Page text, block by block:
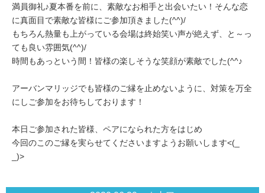
満員御礼♪夏本番を前に、素敵なお相手と出会いたい！そんな恋
に真面目で素敵な皆様にご参加頂きました(^^)/
もちろん熱量も上がっている会場は終始笑い声が絶えず、と～っ
ても良い雰囲気(^^)/
時間もあっという間！皆様の楽しそうな笑顔が素敵でした(^^♪
アーバンマリッジでも皆様のご縁を止めないように、対策を万全
にしご参加をお待ちしております！
本日ご参加された皆様、ペアになられた方をはじめ
今回のこのご縁を実らせてくださいますようお願いします<(_
_)>